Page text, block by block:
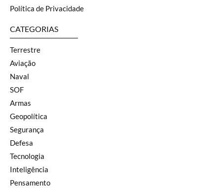
Política de Privacidade
CATEGORIAS
Terrestre
Aviação
Naval
SOF
Armas
Geopolítica
Segurança
Defesa
Tecnologia
Inteligência
Pensamento